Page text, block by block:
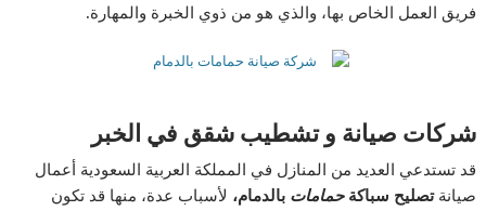
فريق العمل الخاص بها، والذي هو من ذوي الخبرة والمهارة.
شركات صيانة و تشطيب شقق في الخبر
قد تستدعي العديد من المنازل في المملكة العربية السعودية أعمال
صيانةتصليح سباكةحمامات بالدمام، لأسباب عدة، منها قد تكون